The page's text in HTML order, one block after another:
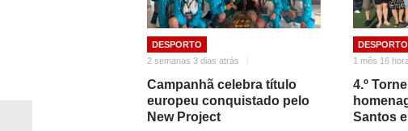
DESPORTO
2 semanas 3 dias atrás
Campanhã celebra título
europeu conquistado pelo
New Project
DESPORTO
1 mês 16
4.º
Santos